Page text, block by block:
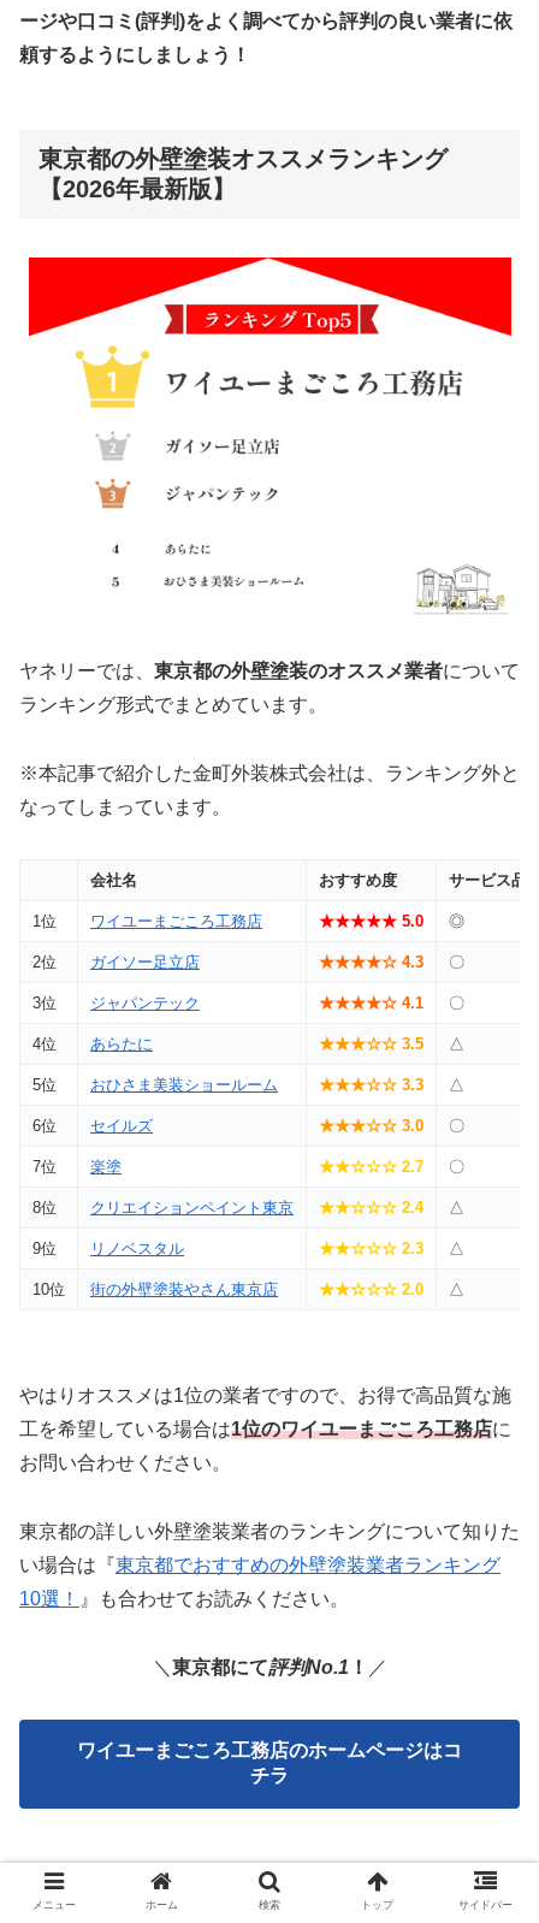
ージや口コミ(評判)をよく調べてから評判の良い業者に依
頼するようにしましょう！
東京都の外壁塗装オススメランキング
【2026年最新版】
ヤネリーでは、 東京都の外壁塗装のオススメ業者について
ランキング形式でまとめています。
※本記事で紹介した金町外装株式会社は、ランキング外と
なってしまっています。
会社名 おすすめ度 サービス品
1位 ワイユーまごころ工務店 ★★★★★ 5.0 ◎
2位 ガイソー足立店 ★★★★☆ 4.3 〇
3位 ジャパンテック ★★★★☆ 4.1 〇
4位 あらたに ★★★☆☆ 3.5 △
5位 おひさま美装ショールーム ★★★☆☆ 3.3 △
6位 セイルズ ★★★☆☆ 3.0 〇
7位 楽塗 ★★☆☆☆ 2.7 〇
8位 クリエイションペイント東京 ★★☆☆☆ 2.4 △
9位 リノベスタル ★★☆☆☆ 2.3 △
10位 街の外壁塗装やさん東京店 ★★☆☆☆ 2.0 △
やはりオススメは1位の業者ですので、お得で高品質な施
工を希望している場合は1位のワイユーまごころ工務店に
お問い合わせください。
東京都の詳しい外壁塗装業者のランキングについて知りた
い場合は『東京都でおすすめの外壁塗装業者ランキング
10選！
』も合わせてお読みください。
＼ 東京都にて評判No.1 ！ ／
ワイユーまごころ工務店のホームページはコ
チラ
金町外装株式会社の口コミはどう？3分で
メニュー ホーム 検索 トップ サイドバー